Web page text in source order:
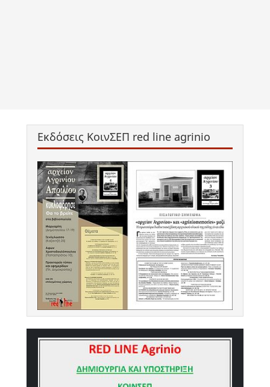
Εκδόσεις ΚοινΣΕΠ red line agrinio